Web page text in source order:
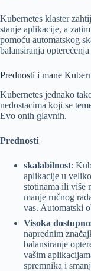
Kubernetes klaster
stanje aplikacije, a
pomoću automatskog
balansiranja
Prednosti i mane
Kubernetes jednako
nedostacima koji se
Evo onih glavnih.
Prednosti
skalabilnost:
aplikacije u
stotinama ili više
manje ručnog
vas. Automatski
Visoka
naprednim
balansiranje
vašim
spremnika i